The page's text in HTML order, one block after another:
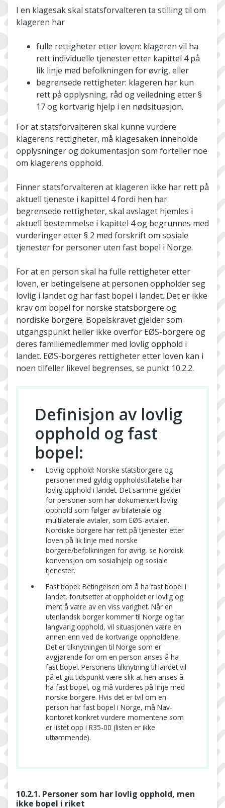
I en klagesak skal statsforvalteren ta stilling til om
klageren har
fulle rettigheter etter loven: klageren vil ha
rett individuelle tjenester etter kapittel 4 på
lik linje med befolkningen for øvrig, eller
begrensede rettigheter: klageren har kun
rett på opplysning, råd og veiledning etter §
17 og kortvarig hjelp i en nødsituasjon.
For at statsforvalteren skal kunne vurdere
klagerens rettigheter, må klagesaken inneholde
opplysninger og dokumentasjon som forteller noe
om klagerens opphold.
Finner statsforvalteren at klageren ikke har rett på
aktuell tjeneste i kapittel 4 fordi hen har
begrensede rettigheter, skal avslaget hjemles i
aktuell bestemmelse i kapittel 4 og begrunnes med
vurderinger etter § 2 med forskrift om sosiale
tjenester for personer uten fast bopel i Norge.
For at en person skal ha fulle rettigheter etter
loven, er betingelsene at personen oppholder seg
lovlig i landet og har fast bopel i landet. Det er ikke
krav om bopel for norske statsborgere og
nordiske borgere. Bopelskravet gjelder som
utgangspunkt heller ikke overfor EØS-borgere og
deres familiemedlemmer med lovlig opphold i
landet. EØS-borgeres rettigheter etter loven kan i
noen tilfeller likevel begrenses, se punkt 10.2.2.
Definisjon av lovlig
opphold og fast
bopel:
Lovlig opphold: Norske statsborgere og
personer med gyldig oppholdstillatelse har
lovlig opphold i landet. Det samme gjelder
for personer som har dokumentert lovlig
opphold som følger av bilaterale og
multilaterale avtaler, som EØS-avtalen.
Nordiske borgere har rett på tjenester etter
loven på lik linje med norske
borgere/befolkningen for øvrig, se Nordisk
konvensjon om sosialhjelp og sosiale
tjenester.
Fast bopel: Betingelsen om å ha fast bopel i
landet, forutsetter at oppholdet er lovlig og
ment å være av en viss varighet. Når en
utenlandsk borger kommer til Norge og tar
langvarig opphold, vil situasjonen være en
annen enn ved de kortvarige oppholdene.
Det er tilknytningen til Norge som er
avgjørende for om en person anses å ha
fast bopel. Personens tilknytning til landet vil
på et gitt tidspunkt være slik at hen anses å
ha fast bopel, og må vurderes på linje med
norske borgere. Hvis det er tvil om en
person har fast bopel i Norge, må Nav-
kontoret konkret vurdere momentene som
er listet opp i R35-00 (listen er ikke
uttømmende).
10.2.1. Personer som har lovlig opphold, men
ikke bopel i riket